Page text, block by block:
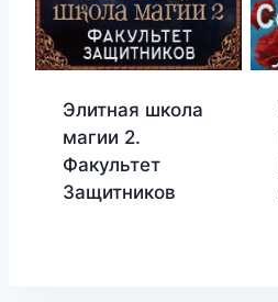
Элитная школа
магии 2.
Факультет
Защитников